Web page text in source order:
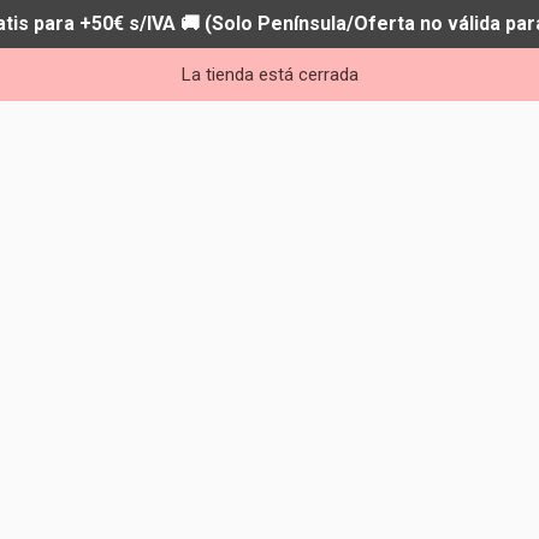
para +50€ s/IVA 🚚 (Solo Península/Oferta no válida
La tienda está cerrada